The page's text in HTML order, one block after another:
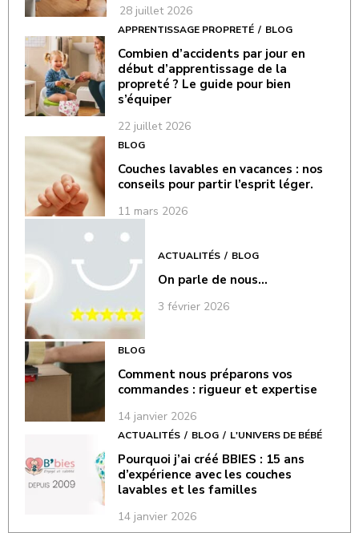
28 juillet 2026
APPRENTISSAGE PROPRETÉ BLOG
Combien d’accidents par jour en
début d’apprentissage de la
propreté ? Le guide pour bien
s’équiper
22 juillet 2026
BLOG
Couches lavables en vacances : nos
conseils pour partir l’esprit léger.
11 mars 2026
ACTUALITÉS BLOG
On parle de nous…
3 février 2026
BLOG
Comment nous préparons vos
commandes : rigueur et expertise
14 janvier 2026
ACTUALITÉS BLOG L'UNIVERS DE BÉBÉ
Pourquoi j’ai créé BBIES : 15 ans
d’expérience avec les couches
lavables et les familles
14 janvier 2026